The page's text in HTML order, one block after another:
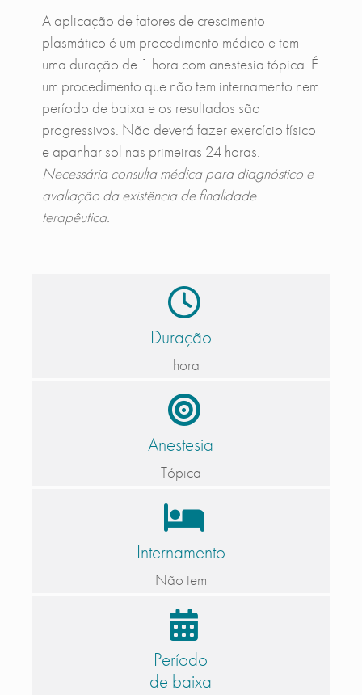
A aplicação de fatores de crescimento
plasmático é um procedimento médico e tem
uma duração de 1 hora com anestesia tópica. É
um procedimento que não tem internamento nem
período de baixa e os resultados são
progressivos. Não deverá fazer exercício físico
e apanhar sol nas primeiras 24 horas.
Necessária consulta médica para diagnóstico e
avaliação da existência de finalidade
terapêutica.
Duração
1 hora
Anestesia
Tópica
Internamento
Não tem
Período
de baixa